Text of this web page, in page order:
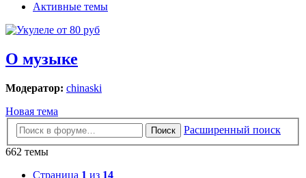
Активные темы
О музыке
Модератор: chinaski
Новая тема
Поиск
Расширенный поиск
662 темы
Страница 1 из 14